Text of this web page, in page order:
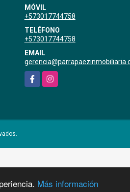
Más información
MÓVIL
+573017744758
TELÉFONO
+573017744758
EMAIL
FacebookInstagram